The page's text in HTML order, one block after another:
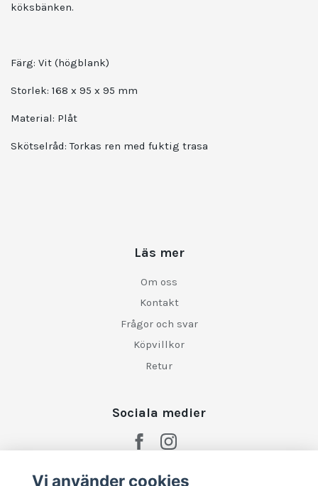
köksbänken.
Färg: Vit (högblank)
Storlek: 168 x 95 x 95 mm
Material: Plåt
Skötselråd: Torkas ren med fuktig trasa
Läs mer
Om oss
Kontakt
Frågor och svar
Köpvillkor
Retur
Sociala medier
Vi använder cookies